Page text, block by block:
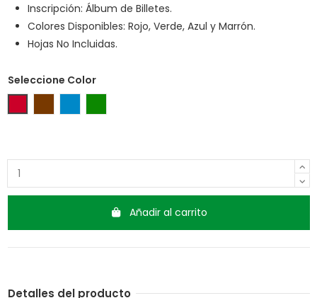
Inscripción: Álbum de Billetes.
Colores Disponibles: Rojo, Verde, Azul y Marrón.
Hojas No Incluidas.
Seleccione Color
Añadir al carrito
Detalles del producto